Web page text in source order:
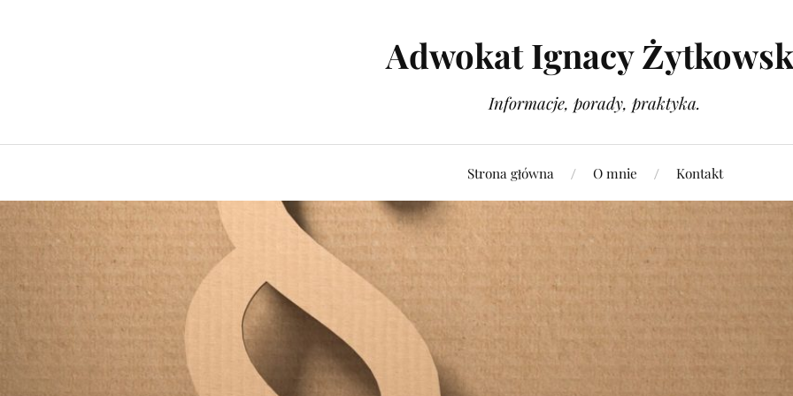
Adwokat Ignacy
Informacje, porady, praktyka.
Strona główna O mnie Kontakt